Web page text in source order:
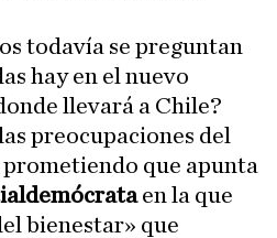
todavía se preguntan
hay en el nuevo
llevará a Chile?
preocupaciones del
que apunta
en la que
bienestar» que